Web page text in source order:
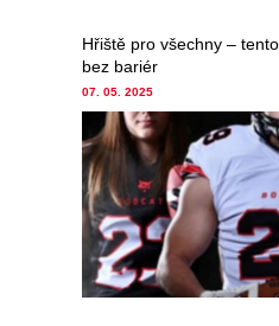
Hřiště pro všechny –
bez bariér
07. 05. 2025